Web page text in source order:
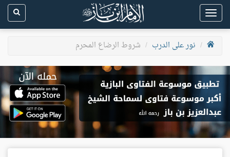
Toggle
navigation
نور على الدرب
شروط الرضاع المحرم